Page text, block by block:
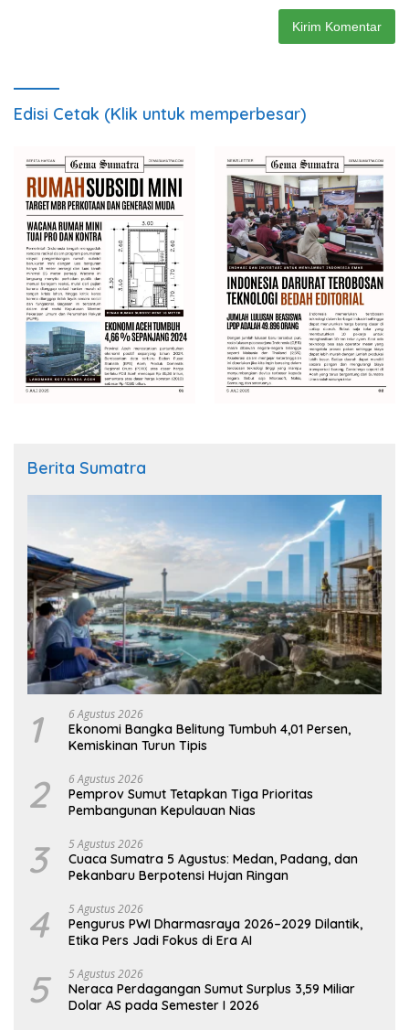
Edisi Cetak (Klik untuk memperbesar)
Berita Sumatra
1 6 Agustus 2026
Ekonomi Bangka Belitung Tumbuh 4,01 Persen,
Kemiskinan Turun Tipis
2 6 Agustus 2026
Pemprov Sumut Tetapkan Tiga Prioritas
Pembangunan Kepulauan Nias
3 5 Agustus 2026
Cuaca Sumatra 5 Agustus: Medan, Padang, dan
Pekanbaru Berpotensi Hujan Ringan
4 5 Agustus 2026
Pengurus PWI Dharmasraya 2026–2029 Dilantik,
Etika Pers Jadi Fokus di Era AI
5 5 Agustus 2026
Neraca Perdagangan Sumut Surplus 3,59 Miliar
Dolar AS pada Semester I 2026